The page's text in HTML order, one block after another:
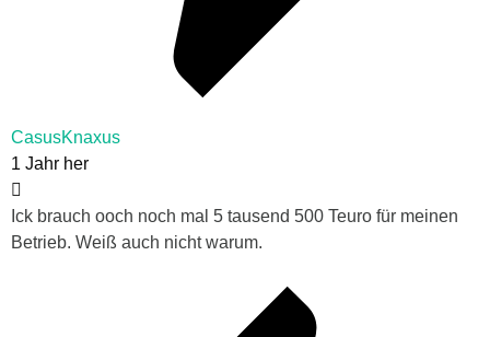
CasusKnaxus
1 Jahr her
Ick brauch ooch noch mal 5 tausend 500 Teuro für meinen
Betrieb. Weiß auch nicht warum.